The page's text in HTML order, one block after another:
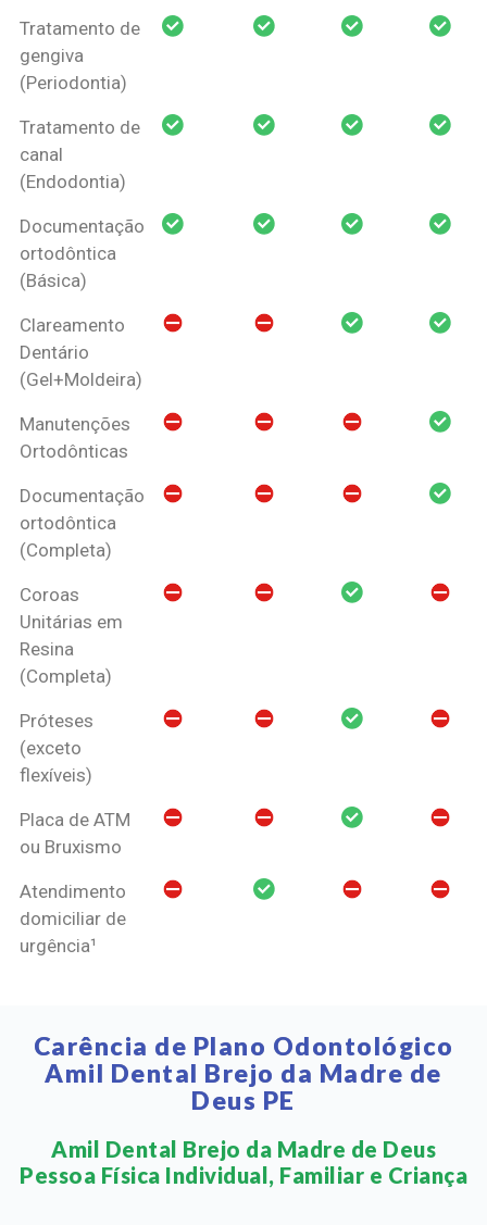
Tratamento de
gengiva
(Periodontia)
Tratamento de
canal
(Endodontia)
Documentação
ortodôntica
(Básica)
Clareamento
Dentário
(Gel+Moldeira)
Manutenções
Ortodônticas
Documentação
ortodôntica
(Completa)
Coroas
Unitárias em
Resina
(Completa)
Próteses
(exceto
flexíveis)
Placa de ATM
ou Bruxismo
Atendimento
domiciliar de
urgência¹
Carência de Plano Odontológico
Amil Dental Brejo da Madre de
Deus PE
Amil Dental Brejo da Madre de Deus
Pessoa Física Individual, Familiar e Criança​